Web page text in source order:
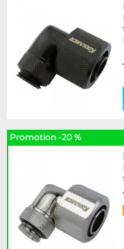
PrimoChill
Thermal Grizzly
XSPC
Couleur
Forme
Droit
Filetage
1/4"
Promotion -20 %